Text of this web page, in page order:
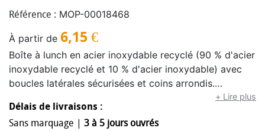
Référence : MOP-00018468
À partir de 6,15 €
Boîte à lunch en acier inoxydable recyclé (90 % d'acier
inoxydable recyclé et 10 % d'acier inoxydable) avec
boucles latérales sécurisées et coins arrondis.
+ Lire plus
Délais de livraisons :
Sans marquage | 3 à 5 jours ouvrés